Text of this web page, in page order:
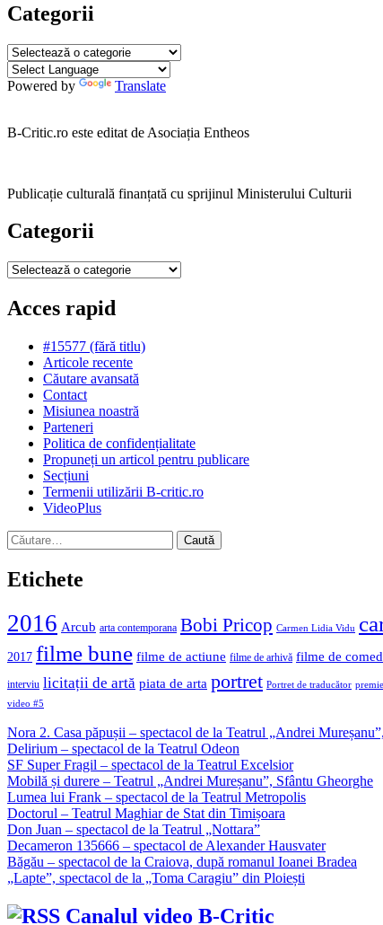
Categorii
Categorii
Powered by Translate
B-Critic.ro este editat de Asociația Entheos
Publicație culturală finanțată cu sprijinul Ministerului Culturii
Categorii
Categorii
Acces rapid
#15577 (fără titlu)
Articole recente
Căutare avansată
Contact
Misiunea noastră
Parteneri
Politica de confidențialitate
Propuneți un articol pentru publicare
Secțiuni
Termenii utilizării B-critic.ro
VideoPlus
Caută
după:
Etichete
2016 Arcub arta contemporana Bobi Pricop Carmen Lidia Vidu
2017 filme bune filme de actiune filme de arhivă filme de
interviu licitații de artă piata de arta portret Portret de traducător
video #5
Nora 2. Casa păpușii – spectacol de la Teatrul „Andrei
Delirium – spectacol de la Teatrul Odeon
SF Super Fragil – spectacol de la Teatrul Excelsior
Mobilă și durere – Teatrul „Andrei Mureșanu”, Sfântu Gheorghe
Lumea lui Frank – spectacol de la Teatrul Metropolis
Doctorul – Teatrul Maghiar de Stat din Timișoara
Don Juan – spectacol de la Teatrul „Nottara”
Decameron 135666 – spectacol de Alexander Hausvater
Băgău – spectacol de la Craiova, după romanul Ioanei Bradea
„Lapte”, spectacol de la „Toma Caragiu” din Ploiești
Canalul video B-Critic